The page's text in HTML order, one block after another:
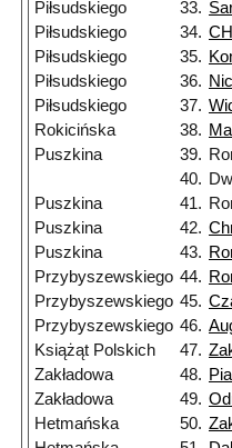
Piłsudskiego
33.
Piłsudskiego
34.
Piłsudskiego
35.
Piłsudskiego
36.
Piłsudskiego
37.
Rokicińska
38.
Puszkina
39.
40.
Puszkina
41.
Puszkina
42.
Puszkina
43.
Przybyszewskiego 44.
Przybyszewskiego 45.
Przybyszewskiego 46.
Książąt Polskich
47.
Zakładowa
48.
Zakładowa
49.
Hetmańska
50.